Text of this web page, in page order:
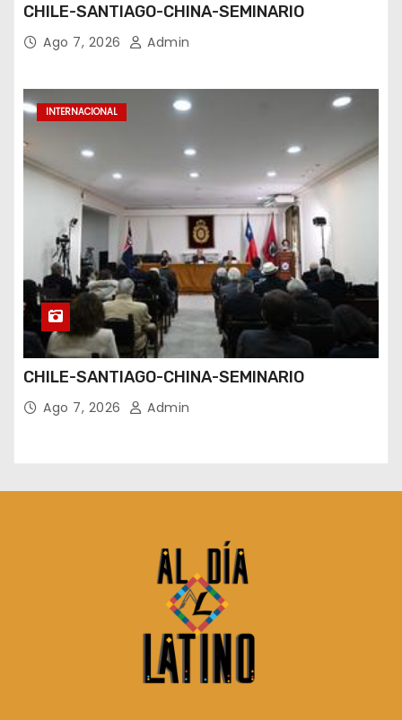
CHILE-SANTIAGO-CHINA-SEMINARIO
Ago 7, 2026 Admin
INTERNACIONAL
CHILE-SANTIAGO-CHINA-SEMINARIO
Ago 7, 2026 Admin